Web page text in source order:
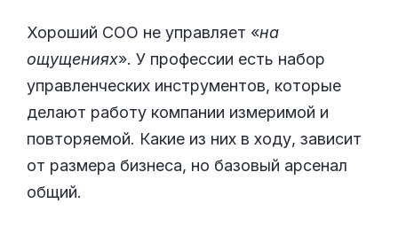
Хороший COO не управляет «на
ощущениях». У профессии есть набор
управленческих инструментов, которые
делают работу компании измеримой и
повторяемой. Какие из них в ходу, зависит
от размера бизнеса, но базовый арсенал
общий.